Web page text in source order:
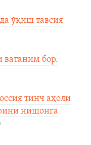
ўқиш тавсия
бор.
тинч аҳоли
нишонга